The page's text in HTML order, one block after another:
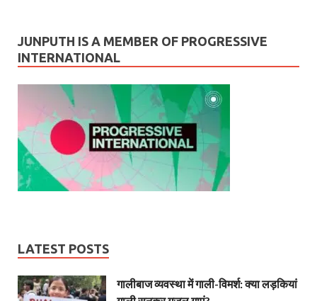
JUNPUTH IS A MEMBER OF PROGRESSIVE
INTERNATIONAL
LATEST POSTS
गालीबाज व्‍यवस्‍था में गाली-विमर्श: क्या लड़कियां